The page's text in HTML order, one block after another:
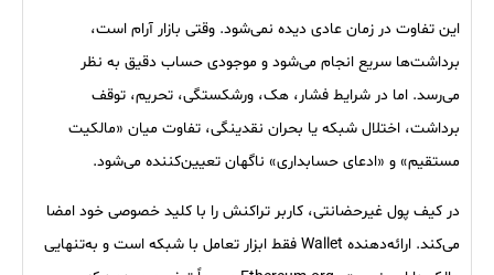
این تفاوت در زمان عادی دیده نمی‌شود. وقتی بازار آرام است،
برداشت‌ها سریع انجام می‌شود و موجودی حساب دقیق به نظر
می‌رسد. اما در شرایط فشار، هک، ورشکستگی، تحریم، توقف
برداشت، اختلال شبکه یا بحران نقدینگی، تفاوت میان «مالکیت
مستقیم» و «ادعای حسابداری» ناگهان تعیین‌کننده می‌شود.
در کیف پول غیرحضانتی، کاربر تراکنش را با کلید خصوصی خود امضا
می‌کند. ارائه‌دهنده Wallet فقط ابزار تعامل با شبکه است و به‌تنهایی